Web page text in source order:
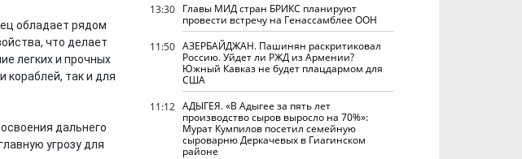
обладает рядом
что делает
легких и прочных
кораблей, так и для
дальнего
угрозу для
13:30 Главы МИД стран БРИКС планируют
провести встречу на Генассамблее ООН
11:50 АЗЕРБАЙДЖАН. Пашинян раскритиковал
Россию. Уйдет ли РЖД из Армении?
Южный Кавказ не будет плацдармом для
США
11:12 АДЫГЕЯ. «В Адыгее за пять лет
производство сыров выросло на 70%»:
Мурат Кумпилов посетил семейную
сыроварню Деркачевых в Гиагинском
районе